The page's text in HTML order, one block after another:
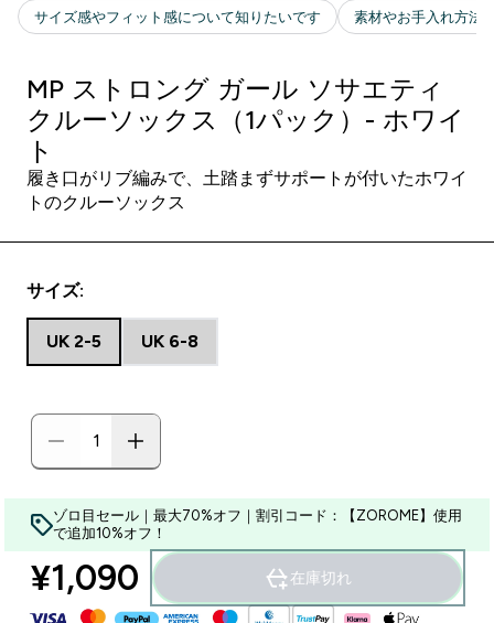
MP ストロング ガール ソサエティ
クルーソックス（1パック）- ホワイ
ト
履き口がリブ編みで、土踏まずサポートが付いたホワイ
トのクルーソックス
サイズ:
UK 2-5 UK 6-8
ゾロ目セール｜最大70%オフ｜割引コード：【ZOROME】使用
で追加10%オフ！
¥1,090‎ 在庫切れ